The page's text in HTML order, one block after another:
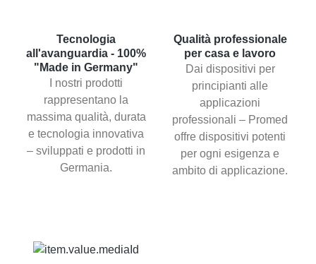
Tecnologia
all'avanguardia - 100%
"Made in Germany"
I nostri prodotti
rappresentano la
massima qualità, durata
e tecnologia innovativa
– sviluppati e prodotti in
Germania.
Qualità professionale
per casa e lavoro
Dai dispositivi per
principianti alle
applicazioni
professionali – Promed
offre dispositivi potenti
per ogni esigenza e
ambito di applicazione.